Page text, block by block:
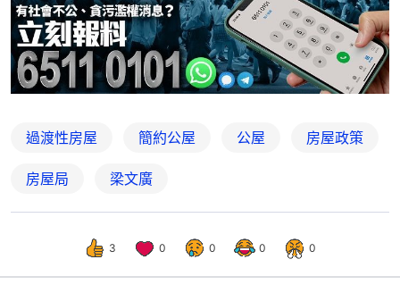
過渡性房屋 簡約公屋 公屋 房屋政策
房屋局 梁文廣
3 0 0 0 0